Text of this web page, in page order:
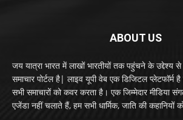
ABOUT US
जय यात्रा भारत में लाखों भारतीयों तक पहुंचने के उद्देश्य से
समाचार पोर्टल है| लाइव यूपी वेब एक डिजिटल प्लेटफॉर्म
सभी समाचारों को कवर करता है। एक जिम्मेदार मीडिया
एजेंडा नहीं चलाते हैं, हम सभी धार्मिक, जाति की